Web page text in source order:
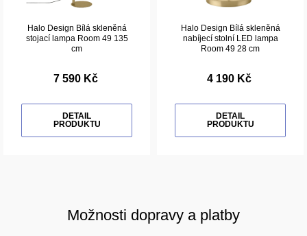
Halo Design Bílá skleněná
stojací lampa Room 49 135
cm
7 590 Kč
DETAIL
PRODUKTU
Halo Design Bílá skleněná
nabíjecí stolní LED lampa
Room 49 28 cm
4 190 Kč
DETAIL
PRODUKTU
Možnosti dopravy a platby